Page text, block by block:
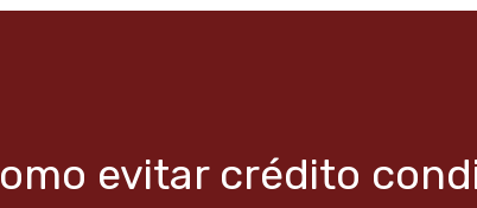
evitar crédito